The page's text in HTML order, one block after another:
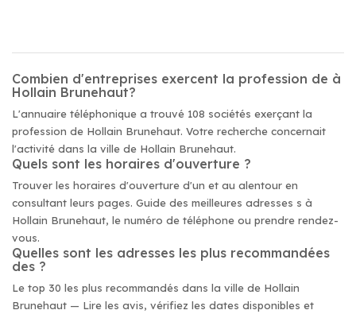
Combien d'entreprises exercent la profession de à
Hollain Brunehaut?
L'annuaire téléphonique a trouvé 108 sociétés exerçant la
profession de Hollain Brunehaut. Votre recherche concernait
l'activité dans la ville de Hollain Brunehaut.
Quels sont les horaires d'ouverture ?
Trouver les horaires d'ouverture d'un et au alentour en
consultant leurs pages. Guide des meilleures adresses s à
Hollain Brunehaut, le numéro de téléphone ou prendre rendez-
vous.
Quelles sont les adresses les plus recommandées
des ?
Le top 30 les plus recommandés dans la ville de Hollain
Brunehaut — Lire les avis, vérifiez les dates disponibles et